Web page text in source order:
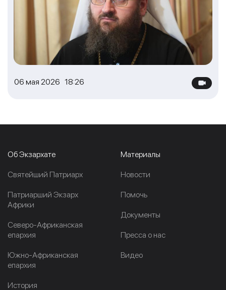
06 мая 2026 18:26
Об Экзархате
Cвятейший Патриарх
Патриарший Экзарх
Африки
Северо-Африканская
епархия
Южно-Африканская
епархия
История
Материалы
Новости
Помочь
Документы
Пресса о нас
Видео